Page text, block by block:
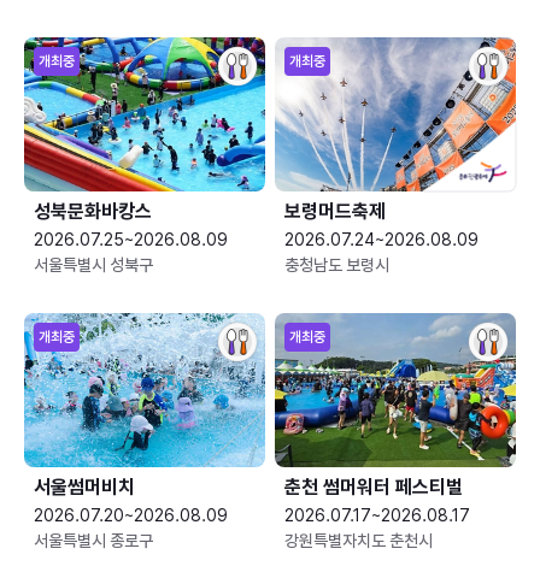
개최중
성북문화바캉스
2026.07.25~2026.08.09
서울특별시 성북구
개최중
보령머드축제
2026.07.24~2026.08.09
충청남도 보령시
개최중
서울썸머비치
2026.07.20~2026.08.09
서울특별시 종로구
개최중
춘천 썸머워터 페스티벌
2026.07.17~2026.08.17
강원특별자치도 춘천시